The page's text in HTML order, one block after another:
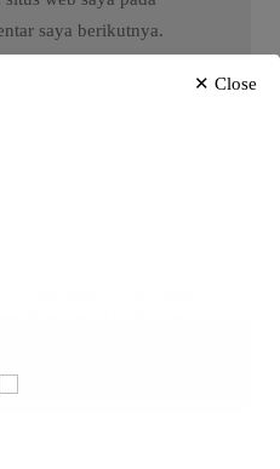
saya berikutnya.
✕ Close